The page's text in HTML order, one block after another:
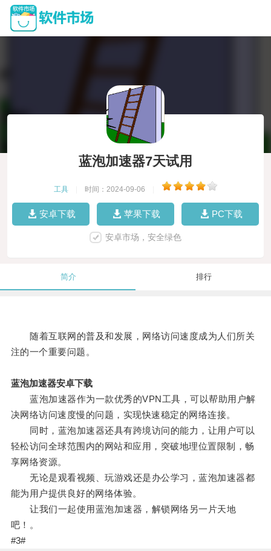
蓝泡加速器7天试用
工具 时间：2024-09-06
安卓下载 苹果下载 PC下载
安卓市场，安全绿色
简介 排行
随着互联网的普及和发展，网络访问速度成为人们所关
注的一个重要问题。
蓝泡加速器安卓下载
蓝泡加速器作为一款优秀的VPN工具，可以帮助用户解
决网络访问速度慢的问题，实现快速稳定的网络连接。
同时，蓝泡加速器还具有跨境访问的能力，让用户可以
轻松访问全球范围内的网站和应用，突破地理位置限制，畅
享网络资源。
无论是观看视频、玩游戏还是办公学习，蓝泡加速器都
能为用户提供良好的网络体验。
让我们一起使用蓝泡加速器，解锁网络另一片天地
吧！。
#3#